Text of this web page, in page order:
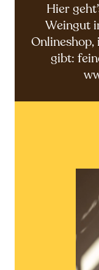
Hier
Weingut
Onlineshop,
gibt: